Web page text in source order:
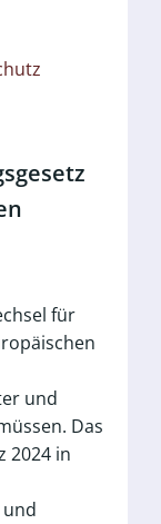
für
und
Das
2024 in